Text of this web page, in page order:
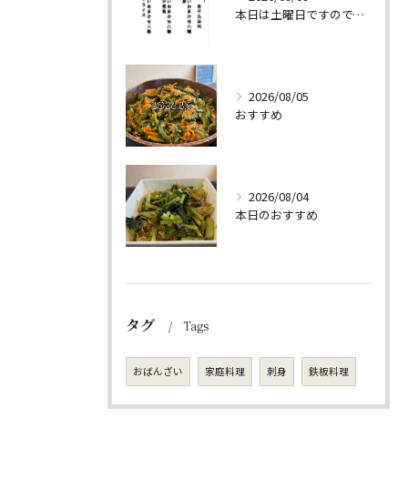
本日は土曜日ですので、たくさん食べていってちょーよ‼️
2026/08/05
おすすめ
2026/08/04
本日のおすすめ
タグ Tags
おばんざい 家庭料理 刺身 鉄板料理